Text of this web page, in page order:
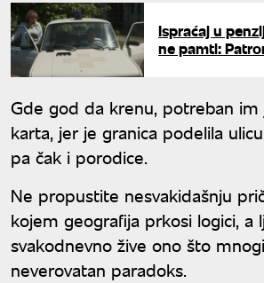
Ispraćaj u
ne pamti:
Gde god da krenu, potreban im
karta, jer je granica podelila
pa čak i porodice.
Ne propustite nesvakidašnju
kojem geografija prkosi logici, a
svakodnevno žive ono što
neverovatan paradoks.